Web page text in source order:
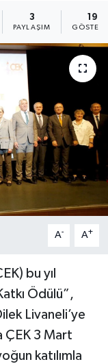
3
PAYLAŞIM
19
A- A+
bu yıl
Ödülü”,
Livaneli’ye
ÇEK 3 Mart
katılımla